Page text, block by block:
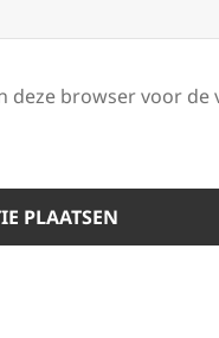
deze browser voor de